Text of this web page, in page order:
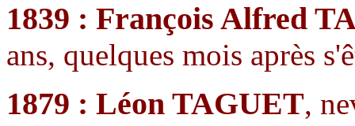
1839 : François Alfred
ans, quelques mois après
1879 : Léon TAGUET,